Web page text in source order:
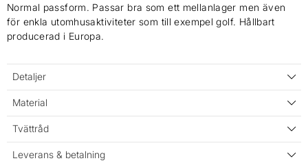
Normal passform. Passar bra som ett mellanlager men även
för enkla utomhusaktiviteter som till exempel golf. Hållbart
producerad i Europa.
Detaljer
Material
Tvättråd
Leverans & betalning